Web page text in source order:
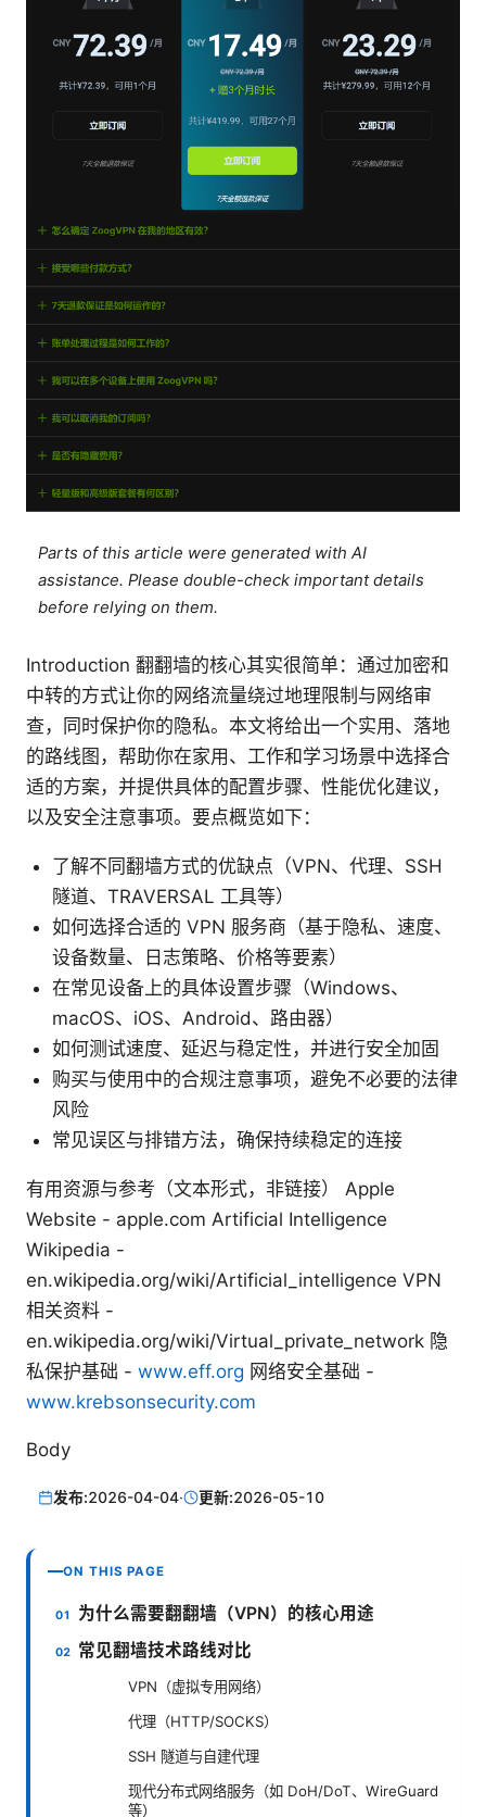
Parts of this article were generated with AI
assistance. Please double-check important details
before relying on them.
Introduction 翻翻墙的核心其实很简单：通过加密和
中转的方式让你的网络流量绕过地理限制与网络审
查，同时保护你的隐私。本文将给出一个实用、落地
的路线图，帮助你在家用、工作和学习场景中选择合
适的方案，并提供具体的配置步骤、性能优化建议，
以及安全注意事项。要点概览如下：
了解不同翻墙方式的优缺点（VPN、代理、SSH
隧道、TRAVERSAL 工具等）
如何选择合适的 VPN 服务商（基于隐私、速度、
设备数量、日志策略、价格等要素）
在常见设备上的具体设置步骤（Windows、
macOS、iOS、Android、路由器）
如何测试速度、延迟与稳定性，并进行安全加固
购买与使用中的合规注意事项，避免不必要的法律
风险
常见误区与排错方法，确保持续稳定的连接
有用资源与参考（文本形式，非链接） Apple
Website - apple.com Artificial Intelligence
Wikipedia -
en.wikipedia.org/wiki/Artificial_intelligence VPN
相关资料 -
en.wikipedia.org/wiki/Virtual_private_network 隐
私保护基础 - www.eff.org 网络安全基础 -
www.krebsonsecurity.com
Body
发布:2026-04-04· 更新:2026-05-10
ON THIS PAGE
为什么需要翻翻墙（VPN）的核心用途
常见翻墙技术路线对比
VPN（虚拟专用网络）
代理（HTTP/SOCKS）
SSH 隧道与自建代理
现代分布式网络服务（如 DoH/DoT、WireGuard
等）